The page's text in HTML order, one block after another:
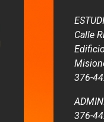
Calle
376-
376-